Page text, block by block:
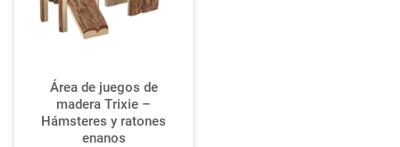
Área de juegos de
madera Trixie –
Hámsteres y ratones
enanos